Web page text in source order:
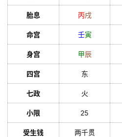
胎息 丙戌
命宫 壬寅
身宫 甲辰
四宫 东
七政 火
小限 25
受生钱 两千贯